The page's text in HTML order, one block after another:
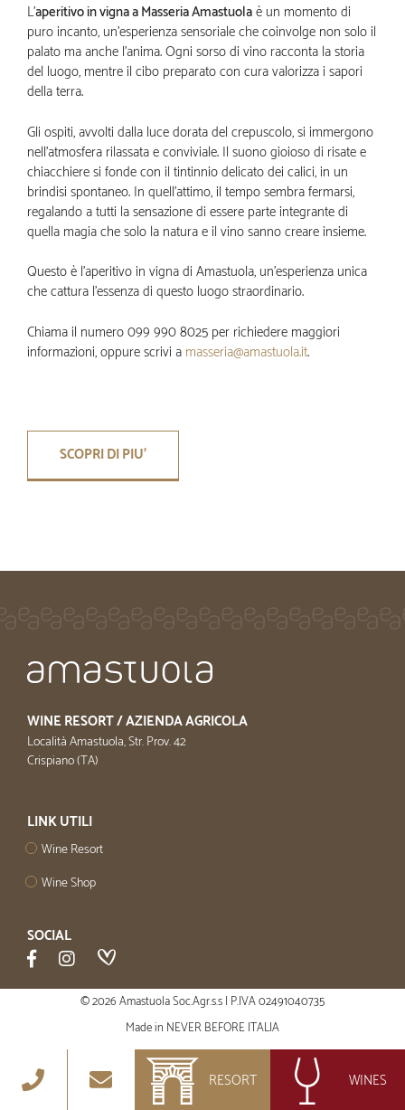
RESORT WINES
L’aperitivo in vigna a Masseria Amastuolaè un momento di
puro incanto, un’esperienza sensoriale che coinvolge non solo il
palato ma anche l’anima. Ogni sorso di vino racconta la storia
del luogo, mentre il cibo preparato con cura valorizza i sapori
della terra.
Gli ospiti, avvolti dalla luce dorata del crepuscolo, si immergono
nell’atmosfera rilassata e conviviale. Il suono gioioso di risate e
chiacchiere si fonde con il tintinnio delicato dei calici, in un
brindisi spontaneo. In quell’attimo, il tempo sembra fermarsi,
regalando a tutti la sensazione di essere parte integrante di
quella magia che solo la natura e il vino sanno creare insieme.
Questo è l’aperitivo in vigna di Amastuola, un’esperienza unica
che cattura l’essenza di questo luogo straordinario.
Chiama il numero 099 990 8025 per richiedere maggiori
informazioni, oppure scrivi a masseria@amastuola.it.
SCOPRI DI PIU'
WINE RESORT / AZIENDA AGRICOLA
Località Amastuola, Str. Prov. 42
Crispiano (TA)
LINK UTILI
Wine Resort
Wine Shop
SOCIAL
© 2026 Amastuola Soc.Agr.s.s | P.IVA 02491040735
Made in NEVER BEFORE ITALIA